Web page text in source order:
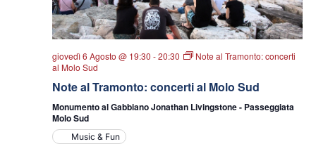
giovedì 6 Agosto @ 19:30 -20:30
Note al Tramonto: concerti
al Molo Sud
Note al Tramonto: concerti al Molo Sud
Monumento al Gabbiano Jonathan Livingstone - Passeggiata
Molo Sud
Music & Fun